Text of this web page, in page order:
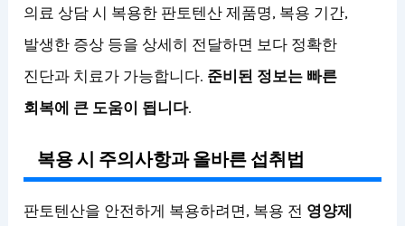
의료 상담 시 복용한 판토텐산 제품명, 복용 기간,
발생한 증상 등을 상세히 전달하면 보다 정확한
진단과 치료가 가능합니다. 준비된 정보는 빠른
회복에 큰 도움이 됩니다.
복용 시 주의사항과 올바른 섭취법
판토텐산을 안전하게 복용하려면, 복용 전 영양제